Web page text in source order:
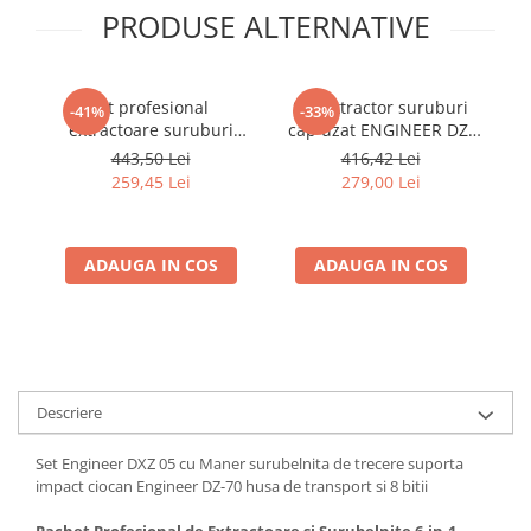
Ocheti Rapid
Nituri tubulare Rapid
Capse Rapid
Cuie Rapid
Biti Surubelnita
Dalti electricieni si punctatoare
Reinnsteig
PRODUSE ALTERNATIVE
-41%Kit profesional
extractoare suruburi
deteriorate ENGINEER
PDS-01 cu servieta rigida
si 9 piese Fabricat in
443,50 Lei
259,45 Lei
ADAUGA IN COS
-33%
Set extractor suruburi
cap uzat ENGINEER DZ-
273 cu clichet si 7 biti
pentru spatii inguste
Fabricat in Japonia
416,42 Lei
279,00 Lei
ADAUGA IN COS
Descriere
Set Engineer DXZ 05 cu Maner surubelnita de trecere suporta
impact ciocan Engineer DZ-70 husa de transport si 8 bitii